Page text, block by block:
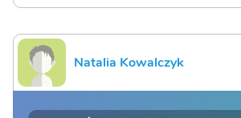
Natalia Kowalczyk